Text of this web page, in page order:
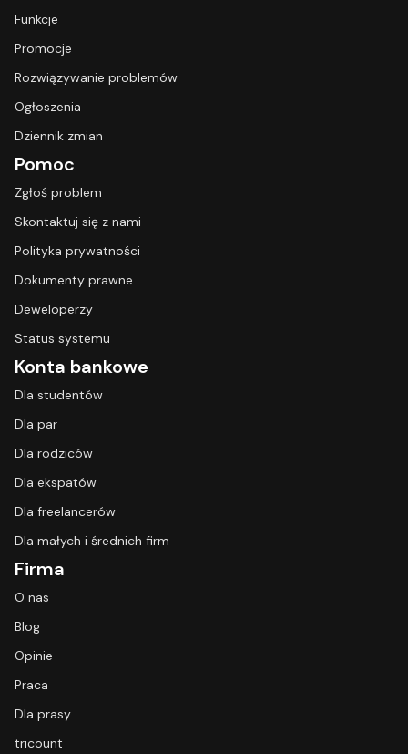
Funkcje
Promocje
Rozwiązywanie problemów
Ogłoszenia
Dziennik zmian
Pomoc
Zgłoś problem
Skontaktuj się z nami
Polityka prywatności
Dokumenty prawne
Deweloperzy
Status systemu
Konta bankowe
Dla studentów
Dla par
Dla rodziców
Dla ekspatów
Dla freelancerów
Dla małych i średnich firm
Firma
O nas
Blog
Opinie
Praca
Dla prasy
tricount